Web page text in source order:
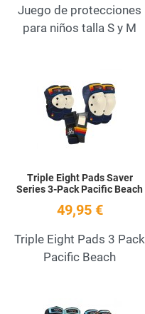
Juego de protecciones
para niños talla S y M
Triple Eight Pads Saver
Series 3-Pack Pacific Beach
49,95 €
Triple Eight Pads 3 Pack
Pacific Beach